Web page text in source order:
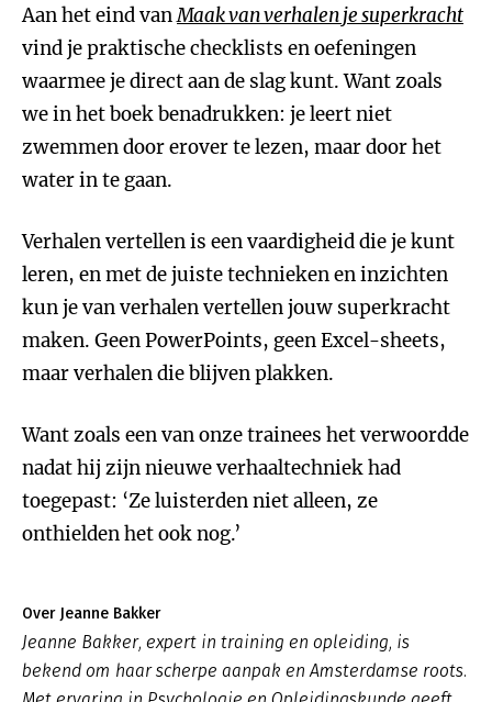
Aan het eind vanMaak van verhalen je superkracht
vind je praktische checklists en oefeningen
waarmee je direct aan de slag kunt. Want zoals
we in het boek benadrukken: je leert niet
zwemmen door erover te lezen, maar door het
water in te gaan.
Verhalen vertellen is een vaardigheid die je kunt
leren, en met de juiste technieken en inzichten
kun je van verhalen vertellen jouw superkracht
maken. Geen PowerPoints, geen Excel-sheets,
maar verhalen die blijven plakken.
Want zoals een van onze trainees het verwoordde
nadat hij zijn nieuwe verhaaltechniek had
toegepast: ‘Ze luisterden niet alleen, ze
onthielden het ook nog.’
Over Jeanne Bakker
Jeanne Bakker, expert in training en opleiding, is
bekend om haar scherpe aanpak en Amsterdamse roots.